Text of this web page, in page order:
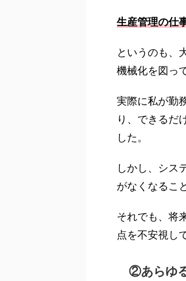
生産管理の仕
というのも、
機械化を図っ
実際に私が勤
り、できるだ
した。
しかし、シス
がなくなるこ
それでも、将
点を不安視し
②あらゆ